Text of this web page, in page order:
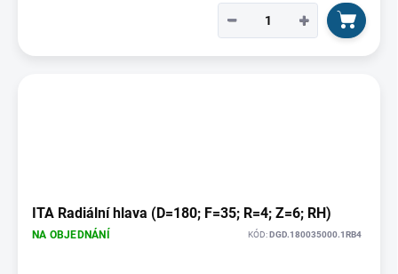
+
−
ITA Radiální hlava (D=180; F=35; R=4; Z=6; RH)
NA OBJEDNÁNÍ KÓD:DGD.180035000.1RB4